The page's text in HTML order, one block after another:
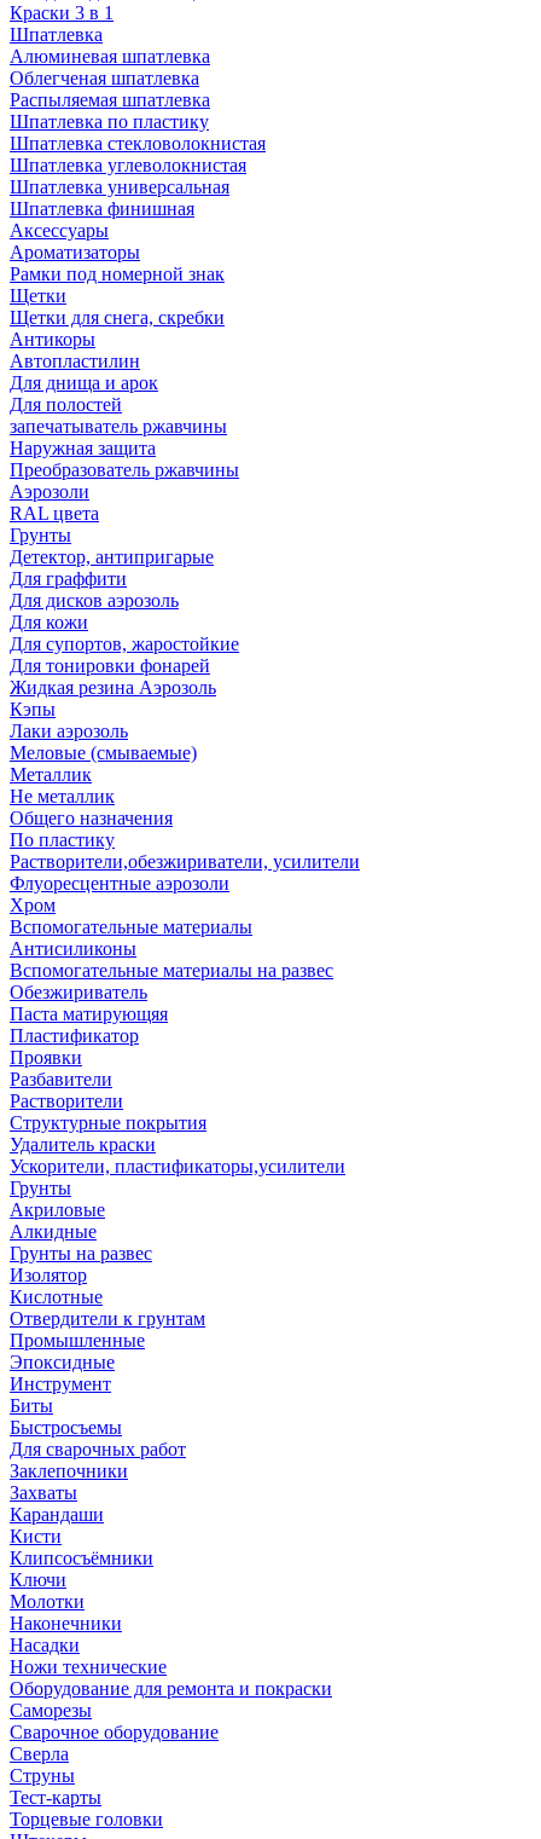
Краски 3 в 1
Шпатлевка
Алюминевая шпатлевка
Облегченая шпатлевка
Распыляемая шпатлевка
Шпатлевка по пластику
Шпатлевка стекловолокнистая
Шпатлевка углеволокнистая
Шпатлевка универсальная
Шпатлевка финишная
Аксессуары
Ароматизаторы
Рамки под номерной знак
Щетки
Щетки для снега, скребки
Антикоры
Автопластилин
Для днища и арок
Для полостей
запечатыватель ржавчины
Наружная защита
Преобразователь ржавчины
Аэрозоли
RAL цвета
Грунты
Детектор, антипригарые
Для граффити
Для дисков аэрозоль
Для кожи
Для супортов, жаростойкие
Для тонировки фонарей
Жидкая резина Аэрозоль
Кэпы
Лаки аэрозоль
Меловые (смываемые)
Металлик
Не металлик
Общего назначения
По пластику
Растворители,обезжириватели, усилители
Флуоресцентные аэрозоли
Хром
Вспомогательные материалы
Антисиликоны
Вспомогательные материалы на развес
Обезжириватель
Паста матирующяя
Пластификатор
Проявки
Разбавители
Растворители
Структурные покрытия
Удалитель краски
Ускорители, пластификаторы,усилители
Грунты
Акриловые
Алкидные
Грунты на развес
Изолятор
Кислотные
Отвердители к грунтам
Промышленные
Эпоксидные
Инструмент
Биты
Быстросъемы
Для сварочных работ
Заклепочники
Захваты
Карандаши
Кисти
Клипсосъёмники
Ключи
Молотки
Наконечники
Насадки
Ножи технические
Оборудование для ремонта и покраски
Саморезы
Сварочное оборудование
Сверла
Струны
Тест-карты
Торцевые головки